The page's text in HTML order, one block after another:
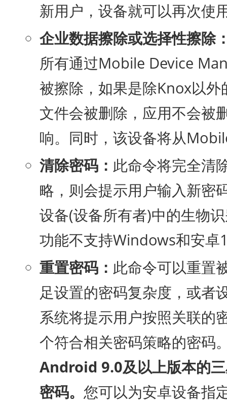
新用户，设备就可以再次使
企业数据擦除或选择性擦除
所有通过Mobile Device
被擦除，如果是除Knox以
文件会被删除，应用不会被
响。同时，该设备将从
清除密码： 此命令将完全清
略，则会提示用户输入新密
设备(设备所有者)中的生物
功能不支持Windows和安卓
重置密码： 此命令可以重置
足设置的密码复杂度，或者
系统将提示用户按照关联的
个符合相关密码策略的密码
Android 9.0及以上版本的
密码。 您可以为安卓设备指